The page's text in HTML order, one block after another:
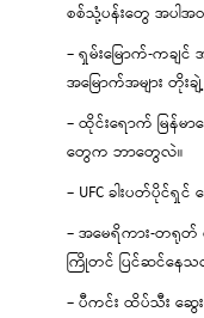
စစ်သုံ့ပန်းတွေ အပါ
– ရှမ်းမြောက်-ကခ
အမြောက်အများ တိုးချဲ့
– ထိုင်းရောက် မြန်
တွေက ဘာတွေလဲ။
– UFC ခါးပတ်ပိုင်ရှ
– အမေရိကား-တရု
ကြိုတင် ပြင်ဆင်နေ
– ပီကင်း ထိပ်သီး ဆွေ